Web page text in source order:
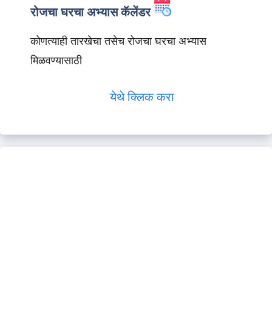
रोजचा घरचा अभ्यास कॅलेंडर
कोणत्याही तारखेचा तसेच रोजचा घरचा अभ्यास
मिळवण्यासाठी
येथे क्लिक करा